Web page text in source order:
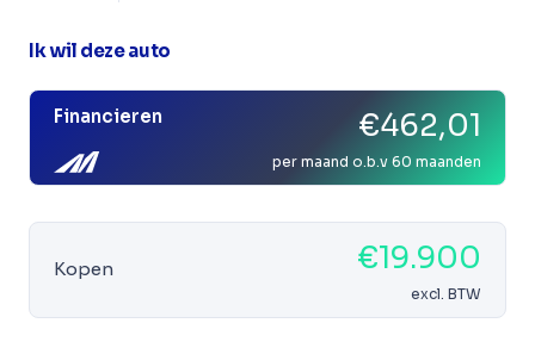
Ik wil deze auto
Financieren €462,01
per maand o.b.v 60 maanden
Kopen €19.900
excl. BTW